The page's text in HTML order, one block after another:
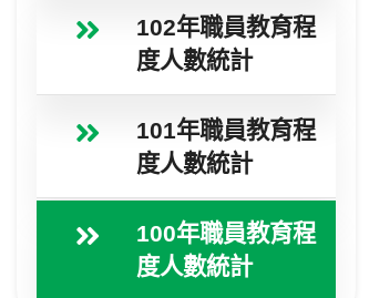
102年職員教育程
度人數統計
101年職員教育程
度人數統計
100年職員教育程
度人數統計